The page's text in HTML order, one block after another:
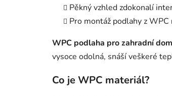
Pěkný vzhled zdokonalí
Pro montáž podlahy z
WPC podlaha pro zahradní
vysoce odolná, snáší veškeré
Co je WPC materiál?